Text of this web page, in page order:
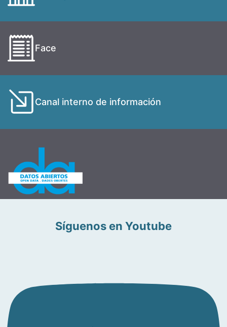
Face
Canal interno de información
Síguenos en Youtube